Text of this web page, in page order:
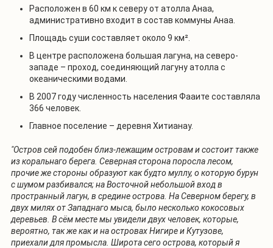
Расположен в 60 км к северу от атолла Анаа,
административно входит в состав коммуны Анаа.
Площадь суши составляет около 9 км².
В центре расположена большая лагуна, на северо-
западе – проход, соединяющий лагуну атолла с
океаническими водами.
В 2007 году численность населения Фааите составляла
366 человек.
Главное поселение – деревня Хитианау.
"Остров сей подобен близ-лежащим островам и состоит также
из коральнаго берега. Северная сторона поросла лесом,
прочие же стороны образуют как будто муллу, о которую бурун
с шумом разбивался; на Восточной небольшой вход в
пространный лагун, в средине острова. На Северном берегу, в
двух милях от Западнаго мыса, было несколько кокосовых
деревьев. В сём месте мы увидели двух человек, которые,
вероятно, так же как и на островах Нигире и Кутузове,
приехали для промысла. Широта сего острова, который я